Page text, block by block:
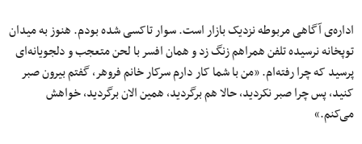
اداره‌ی آگاهی مربوطه نزدیک بازار است. سوار تاکسی شده بودم. هنوز به میدان
توپخانه نرسیده تلفن همراهم زنگ زد و همان افسر با لحن متعجب و دلجویانه‌ای
پرسید که چرا رفته‌ام. «من با شما کار دارم سرکار خانم فروهر، گفتم بیرون صبر
کنید، پس چرا صبر نکردید، حالا هم برگردید، همین الان برگردید، خواهش
می‌کنم.»